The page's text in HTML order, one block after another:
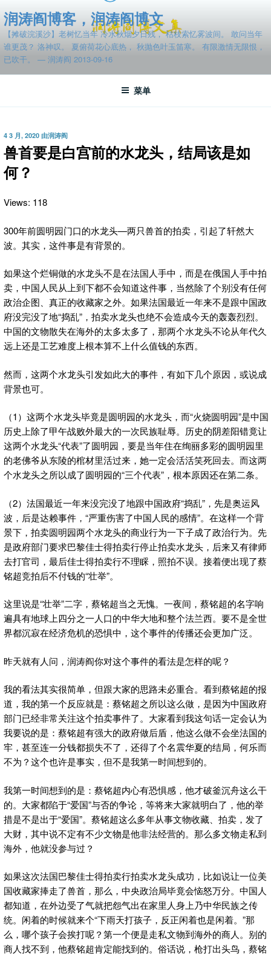
至
容
润涛阎博客，润涛阎博文
【摊破浣溪沙】老树忆当年 冷水秋烟夕日残， 枯枝索忆雾波间。 敢问当年
谁更茂？ 洛神叹。 夏俯荷花心底热， 秋抛色叶玉笛寒。 有限激情无限恨，
已吹干。 — 润涛阎 2013-09-16
菜单
发
布
于
4 3 月, 2020 由润涛阎
兽首要是白宫前的水龙头，结局该是如
何？
Views: 118
300年前圆明园门口的水龙头—两只兽首的拍卖，引起了轩然大
波。 其实，这件事是有背景的。
如果这个烂铜做的水龙头不是在法国人手中，而是在俄国人手中拍
卖，中国人民从上到下都不会知道这件事，当然除了个别没有任何
政治企图、真正的收藏家之外。如果法国最近一年来不是跟中国政
府没完没了地“捣乱”，拍卖水龙头也绝不会造成今天的轰轰烈烈。
中国的文物散失在海外的太多太多了，那两个水龙头不论从年代久
远上还是工艺难度上根本算不上什么值钱的东西。
然而，这两个水龙头引发如此大的事件，有如下几个原因，或说成
背景也可。
（1）这两个水龙头毕竟是圆明园的水龙头，而“火烧圆明园”是中国
历史上除了甲午战败外最大的一次民族耻辱。历史的阴差阳错竟让
这两个水龙头“代表”了圆明园，要是当年住在绚丽多彩的圆明园里
的老佛爷从东陵的棺材里活过来，她一定会活活笑死回去。而这两
个水龙头之所以成了圆明园的“三个代表”，根本原因还在第二条。
（2）法国最近一年来没完没了地跟中国政府“捣乱”，先是奥运风
波，后是达赖事件，“严重伤害了中国人民的感情”。在这样一个背
景下，拍卖圆明园两个水龙头的商业行为一下子成了政治行为。先
是政府部门要求巴黎佳士得拍卖行停止拍卖水龙头，后来又有律师
去打官司，最后佳士得拍卖行不理睬，照拍不误。接着便出现了蔡
铭超竞拍后不付钱的“壮举”。
这里说是“壮举”二字，蔡铭超当之无愧。一夜间，蔡铭超的名字响
遍具有地球上四分之一人口的中华大地和整个法兰西。要不是全世
界都沉寂在经济危机的恐惧中，这个事件的传播还会更加广泛。
昨天就有人问，润涛阎你对这个事件的看法是怎样的呢？
我的看法其实很简单，但跟大家的思路未必重合。看到蔡铭超的报
道，我的第一个反应就是：蔡铭超之所以这么做，是因为中国政府
部门已经非常关注这个拍卖事件了。大家看到我这句话一定会认为
我要说的是：蔡铭超有强大的政府做后盾，他这么做不会坐法国的
牢，甚至连一分钱都损失不了，还得了个名震华夏的结局，何乐而
不为？这个也许是事实，但不是我第一时间想到的。
我第一时间想到的是：蔡铭超内心有恐惧感，他才破釜沉舟这么干
的。大家都陷于“爱国”与否的争论，等将来大家就明白了，他的举
措是不是出于“爱国”。蔡铭超这么多年从事文物收藏、拍卖，发了
大财，其中说不定有不少文物是他非法经营的。那么多文物走私到
海外，他就没参与过？
如果这次法国巴黎佳士得拍卖行拍卖水龙头成功，比如说让一位美
国收藏家捧走了兽首，那么，中央政治局毕竟会恼怒万分。中国人
都知道，在外边受了气就把怨气出在家里人身上乃中华民族之传
统。闲着的时候就来个“下雨天打孩子，反正闲着也是闲着。”那
么，哪个孩子会挨打呢？第一个便是走私文物到海外的商人。别的
商人找不到，他蔡铭超肯定能找到的。俗话说，枪打出头鸟，蔡铭